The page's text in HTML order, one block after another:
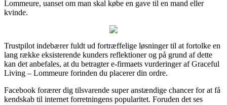
Lommeure, uanset om man skal købe en gave til en mand eller
kvinde.
Trustpilot indebærer fuldt ud fortræffelige løsninger til at fortolke en
lang række eksisterende kunders reflektioner og på grund af dette
kan det anbefales, at du betragter e-firmaets vurderinger af Graceful
Living – Lommeure forinden du placerer din ordre.
Facebook forærer dig tilsvarende super anstændige chancer for at få
kendskab til internet forretningens popularitet. Foruden det ses